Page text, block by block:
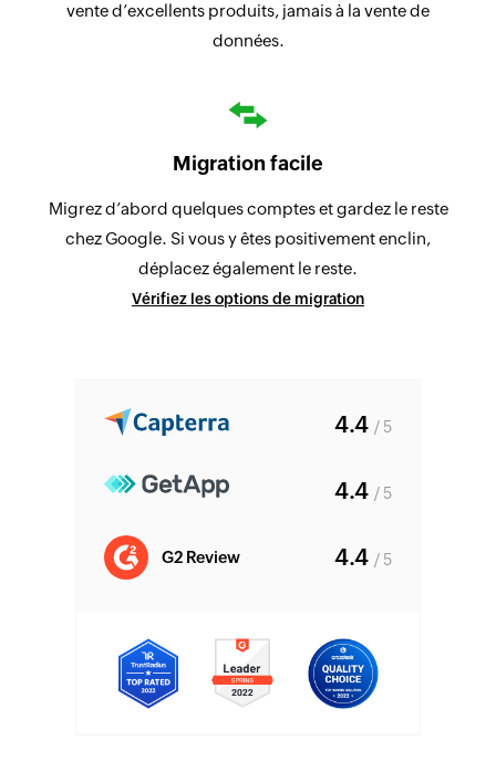
vente d’excellents produits, jamais à la vente de
données.
Migration facile
Migrez d’abord quelques comptes et gardez le reste
chez Google. Si vous y êtes positivement enclin,
déplacez également le reste.
Vérifiez les options de migration
4.4 / 5
4.4 / 5
4.4 / 5